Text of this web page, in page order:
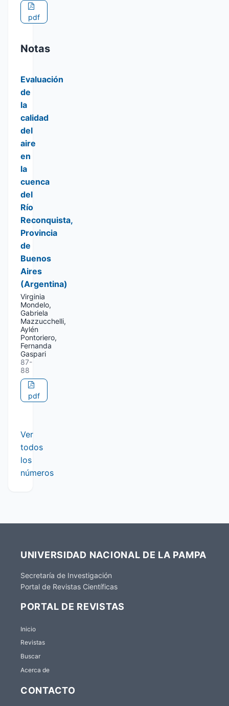
pdf
Notas
Evaluación
de
la
calidad
del
aire
en
la
cuenca
del
Río
Reconquista,
Provincia
de
Buenos
Aires
(Argentina)
Virginia
Mondelo,
Gabriela
Mazzucchelli,
Aylén
Pontoriero,
Fernanda
Gaspari
87-
88
pdf
Ver
todos
los
números
UNIVERSIDAD NACIONAL DE LA PAMPA
Secretaría de Investigación
Portal de Revistas Científicas
PORTAL DE REVISTAS
Inicio
Revistas
Buscar
Acerca de
CONTACTO